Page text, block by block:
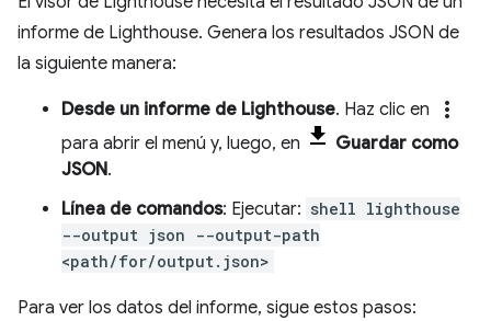
informe de Lighthouse. Genera los resultados JSON de
la siguiente manera:
Desde un informe de Lighthouse. Haz clic en more_vert
para abrir el menú y, luego, en
Guardar como
JSON.
Línea de comandos: Ejecutar: shell lighthouse
--output json --output-path
<path/for/output.json>
Para ver los datos del informe, sigue estos pasos: